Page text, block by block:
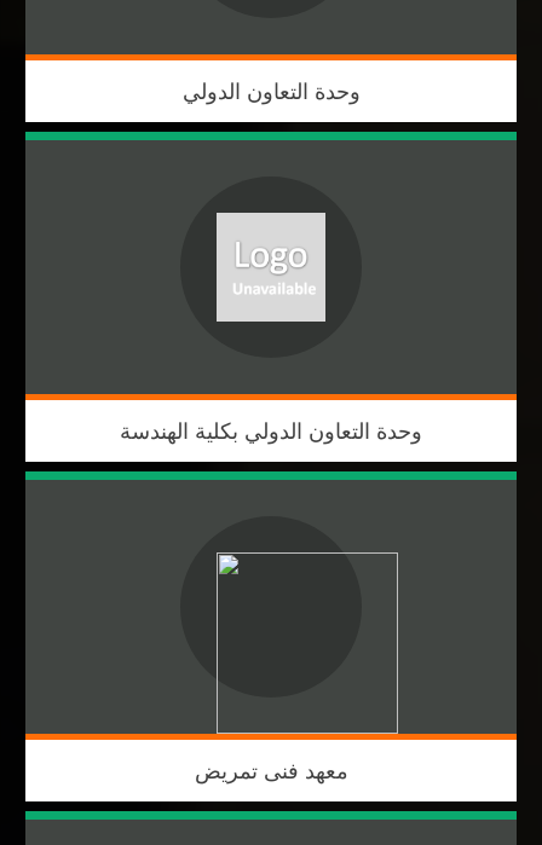
وحدة التعاون الدولي
وحدة التعاون الدولي بكلية الهندسة
معهد فنى تمريض